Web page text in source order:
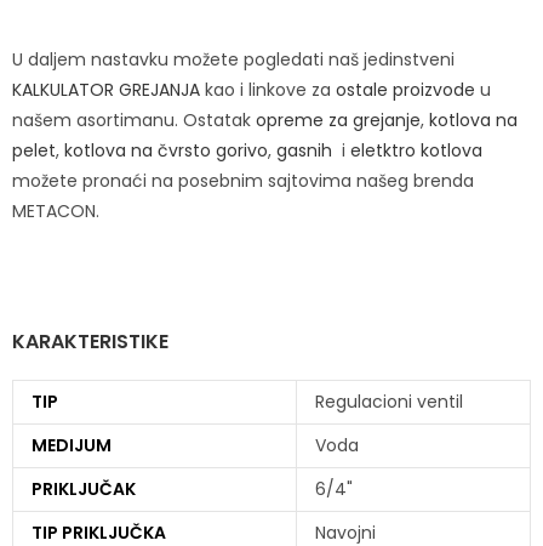
U daljem nastavku možete pogledati naš jedinstveni
KALKULATOR GREJANJA kao i linkove za ostale proizvode u
našem asortimanu. Ostatak opreme za grejanje, kotlova na
pelet, kotlova na čvrsto gorivo, gasnih i eletktro kotlova
možete pronaći na posebnim sajtovima našeg brenda
METACON.
KARAKTERISTIKE
TIP
Regulacioni ventil
MEDIJUM
Voda
PRIKLJUČAK
6/4"
TIP PRIKLJUČKA
Navojni